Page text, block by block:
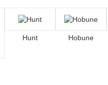
Hunt Hobune